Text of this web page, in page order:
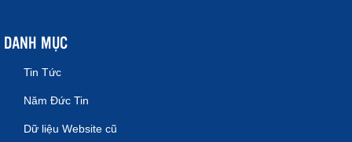
DANH MỤC
Tin Tức
Năm Đức Tin
Dữ liệu Website cũ